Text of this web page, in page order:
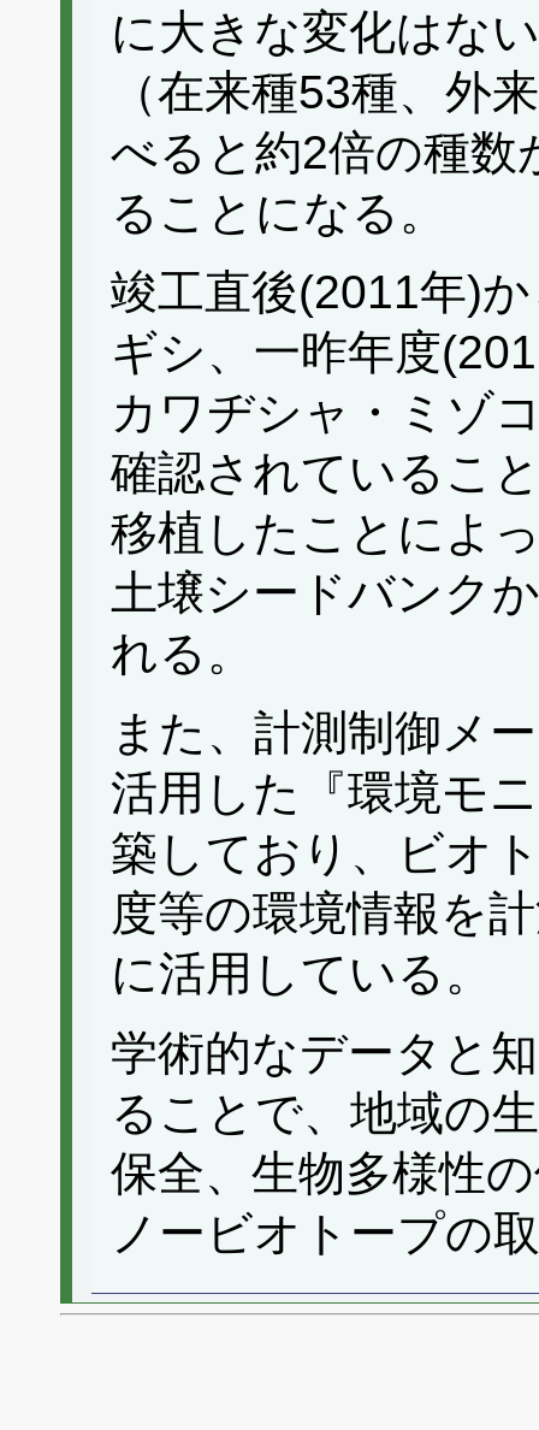
に大きな変化はな
（在来種53種、外
べると約2倍の種数
ることになる。
竣工直後(2011年)
ギシ、一昨年度
カワヂシャ・ミゾ
確認されているこ
移植したことによ
土壌シードバンク
れる。
また、計測制御メ
活用した『環境モ
築しており、ビオ
度等の環境情報を
に活用している。
学術的なデータと
ることで、地域の
保全、生物多様性
ノービオトープの